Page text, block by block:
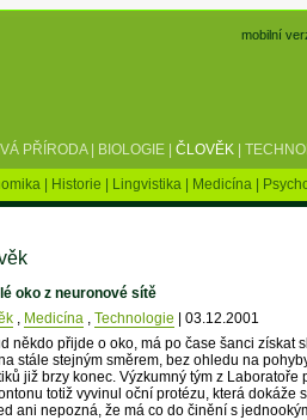
mobilní
PŘÍRODA| BIOLOGIE | ČLOVĚK |
| Historie | Lingvistika | Medicína |
oko z neuronové sítě
, Medicína, Technologie | 03.12.2001
někdo přijde o oko, má po čase šanci získat
stále stejným směrem, bez ohledu na
již brzy konec. Výzkumný tým z
totiž vyvinul oční protézu, která
ani nepozná, že má co do činění s